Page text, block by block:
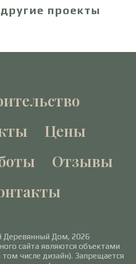
проекты
Цены
Отзывы
Деревянный Дом, 2026
сайта являются объектами
числе дизайн). Запрещается